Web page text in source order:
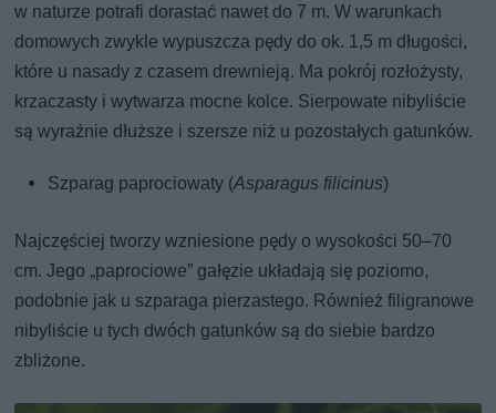
w naturze potrafi dorastać nawet do 7 m. W warunkach
domowych zwykle wypuszcza pędy do ok. 1,5 m długości,
które u nasady z czasem drewnieją. Ma pokrój rozłożysty,
krzaczasty i wytwarza mocne kolce. Sierpowate nibyliście
są wyraźnie dłuższe i szersze niż u pozostałych gatunków.
Szparag paprociowaty (Asparagus filicinus)
Najczęściej tworzy wzniesione pędy o wysokości 50–70
cm. Jego „paprociowe” gałęzie układają się poziomo,
podobnie jak u szparaga pierzastego. Również filigranowe
nibyliście u tych dwóch gatunków są do siebie bardzo
zbliżone.